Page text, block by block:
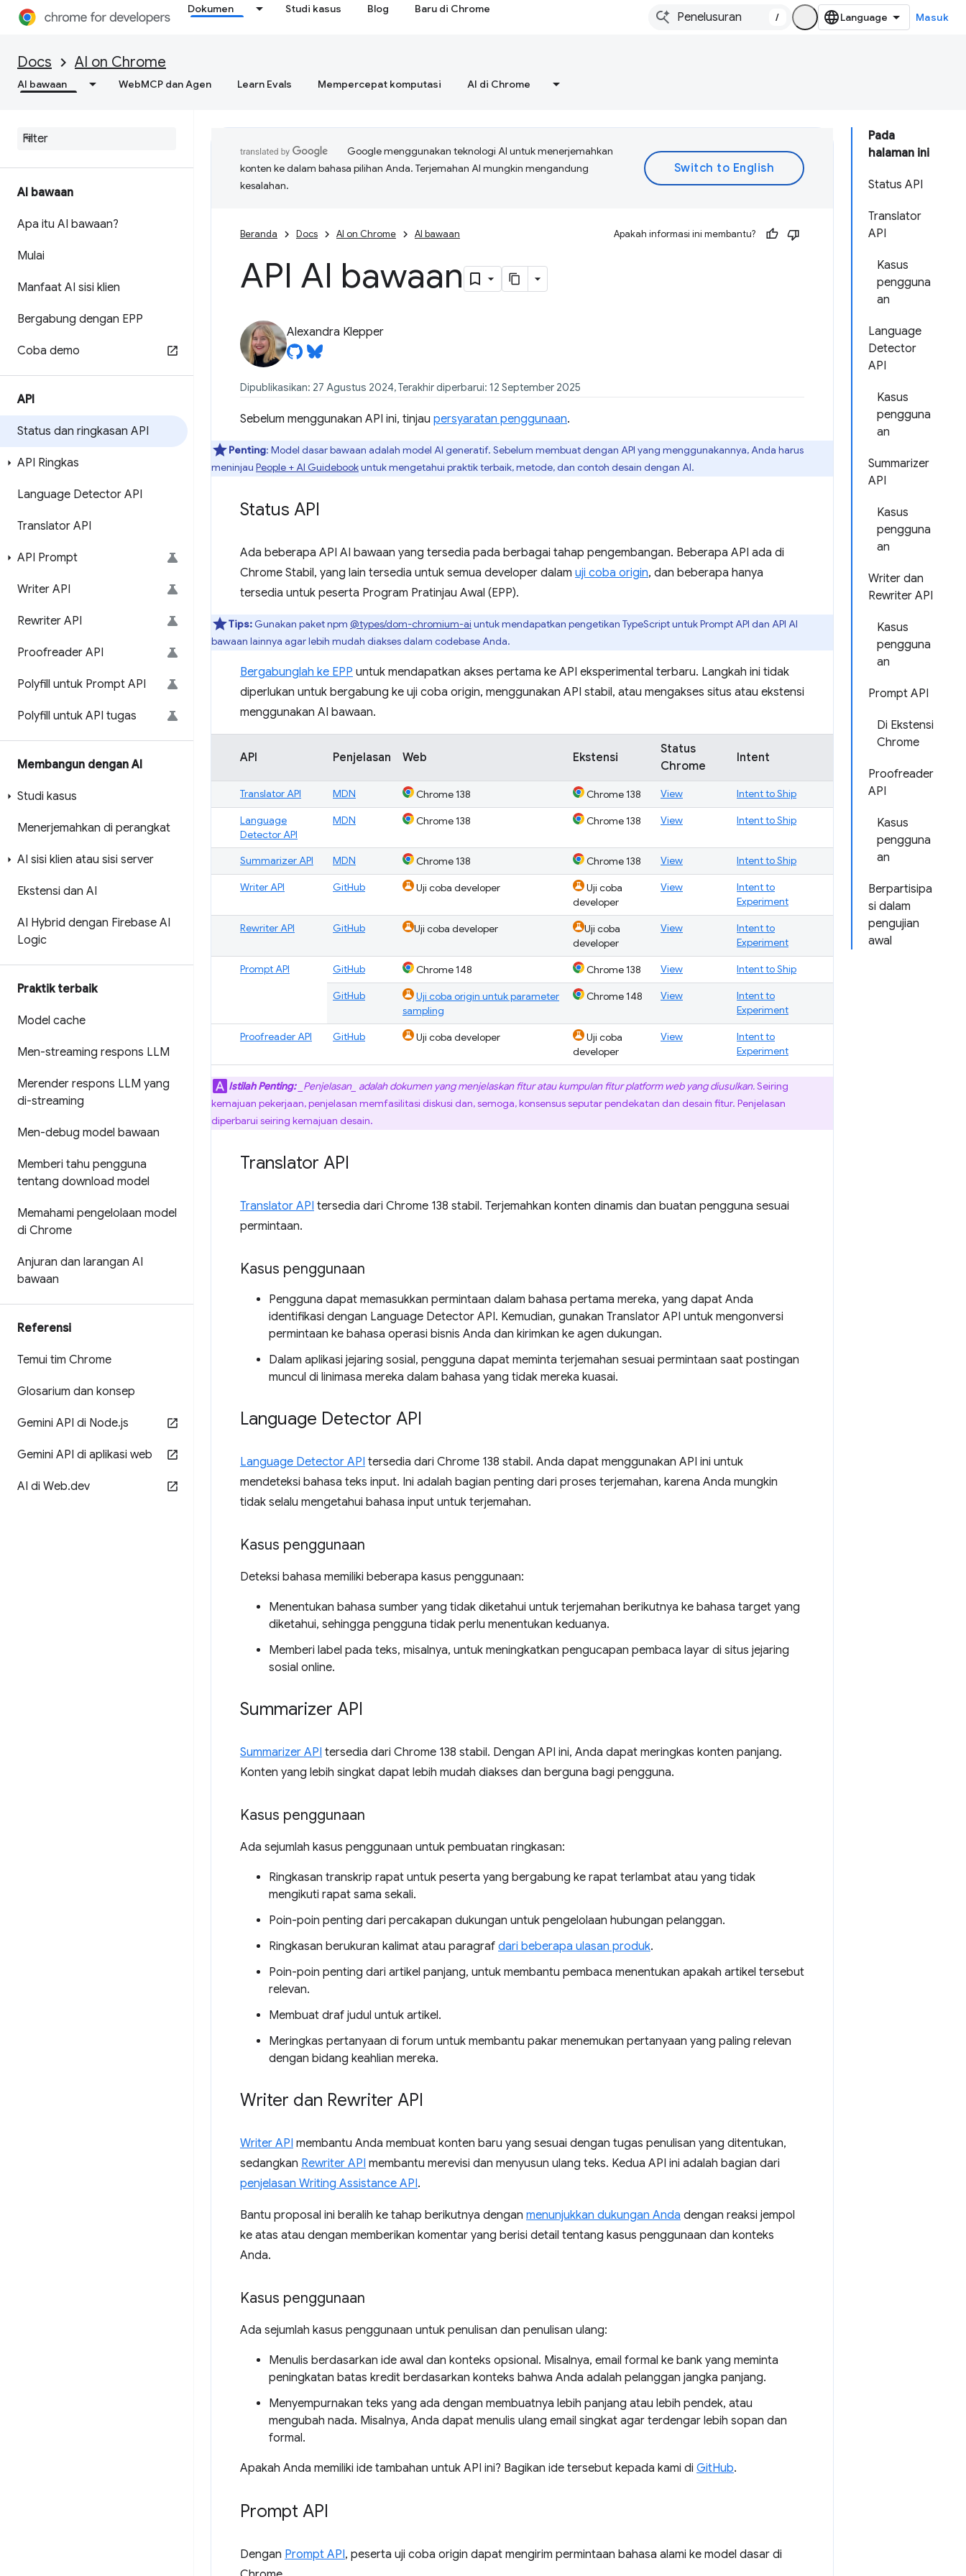
Dokumen Studi kasus Blog Baru di Chrome
/ Masuk
Docs AI on Chrome
AI bawaan WebMCP dan Agen Learn Evals Mempercepat komputasi AI di Chrome
AI bawaan
Apa itu AI bawaan?
Mulai
Manfaat AI sisi klien
Bergabung dengan EPP
Coba demo
API
Status dan ringkasan API
API Ringkas
Language Detector API
Translator API
API Prompt
Writer API
Rewriter API
Proofreader API
Polyfill untuk Prompt API
Polyfill untuk API tugas
Membangun dengan AI
Studi kasus
Menerjemahkan di perangkat
AI sisi klien atau sisi server
Ekstensi dan AI
AI Hybrid dengan Firebase AI
Logic
Praktik terbaik
Model cache
Men-streaming respons LLM
Merender respons LLM yang
di-streaming
Men-debug model bawaan
Memberi tahu pengguna
tentang download model
Memahami pengelolaan model
di Chrome
Anjuran dan larangan AI
bawaan
Referensi
Temui tim Chrome
Glosarium dan konsep
Gemini API di Node.js
Gemini API di aplikasi web
AI di Web.dev
Pada
halaman ini
Status API
Translator
API
Kasus
pengguna
an
Language
Detector
API
Kasus
pengguna
an
Summarizer
API
Kasus
pengguna
an
Writer dan
Rewriter API
Kasus
pengguna
an
Prompt API
Di Ekstensi
Chrome
Proofreader
API
Kasus
pengguna
an
Berpartisipa
si dalam
pengujian
awal
Google menggunakan teknologi AI untuk menerjemahkan
konten ke dalam bahasa pilihan Anda. Terjemahan AI mungkin mengandung
kesalahan.
Beranda Docs AI on Chrome AI bawaan Apakah informasi ini membantu?
API AI bawaan
Alexandra Klepper
Dipublikasikan: 27 Agustus 2024, Terakhir diperbarui: 12 September 2025
Sebelum menggunakan API ini, tinjau persyaratan penggunaan.
Penting: Model dasar bawaan adalah model AI generatif. Sebelum membuat dengan API yang menggunakannya, Anda harus
meninjau People + AI Guidebookuntuk mengetahui praktik terbaik, metode, dan contoh desain dengan AI.
Status API
Ada beberapa API AI bawaan yang tersedia pada berbagai tahap pengembangan. Beberapa API ada di
Chrome Stabil, yang lain tersedia untuk semua developer dalam uji coba origin, dan beberapa hanya
tersedia untuk peserta Program Pratinjau Awal (EPP).
Tips: Gunakan paket npm @types/dom-chromium-ai untuk mendapatkan pengetikan TypeScript untuk Prompt API dan API AI
bawaan lainnya agar lebih mudah diakses dalam codebase Anda.
Bergabunglah ke EPP untuk mendapatkan akses pertama ke API eksperimental terbaru. Langkah ini tidak
diperlukan untuk bergabung ke uji coba origin, menggunakan API stabil, atau mengakses situs atau ekstensi
menggunakan AI bawaan.
API Penjelasan Web Ekstensi
Status
Chrome
Intent
Translator API MDN Chrome 138 Chrome 138 View Intent to Ship
Language
Detector API
MDN Chrome 138 Chrome 138 View Intent to Ship
Summarizer API MDN Chrome 138 Chrome 138 View Intent to Ship
Writer API GitHub Uji coba developer
Uji coba
developer
View
Intent to
Experiment
Rewriter API GitHub Uji coba developer
Uji coba
developer
View
Intent to
Experiment
Prompt API GitHub Chrome 148 Chrome 138 View Intent to Ship
GitHub
Uji coba origin untuk parameter
sampling
Chrome 148 View
Intent to
Experiment
Proofreader API GitHub Uji coba developer
Uji coba
developer
View
Intent to
Experiment
Istilah Penting:_Penjelasan_ adalah dokumen yang menjelaskan fitur atau kumpulan fitur platform web yang diusulkan.Seiring
kemajuan pekerjaan, penjelasan memfasilitasi diskusi dan, semoga, konsensus seputar pendekatan dan desain fitur. Penjelasan
diperbarui seiring kemajuan desain.
Translator API
Translator API tersedia dari Chrome 138 stabil. Terjemahkan konten dinamis dan buatan pengguna sesuai
permintaan.
Kasus penggunaan
Pengguna dapat memasukkan permintaan dalam bahasa pertama mereka, yang dapat Anda
identifikasi dengan Language Detector API. Kemudian, gunakan Translator API untuk mengonversi
permintaan ke bahasa operasi bisnis Anda dan kirimkan ke agen dukungan.
Dalam aplikasi jejaring sosial, pengguna dapat meminta terjemahan sesuai permintaan saat postingan
muncul di linimasa mereka dalam bahasa yang tidak mereka kuasai.
Language Detector API
Language Detector API tersedia dari Chrome 138 stabil. Anda dapat menggunakan API ini untuk
mendeteksi bahasa teks input. Ini adalah bagian penting dari proses terjemahan, karena Anda mungkin
tidak selalu mengetahui bahasa input untuk terjemahan.
Kasus penggunaan
Deteksi bahasa memiliki beberapa kasus penggunaan:
Menentukan bahasa sumber yang tidak diketahui untuk terjemahan berikutnya ke bahasa target yang
diketahui, sehingga pengguna tidak perlu menentukan keduanya.
Memberi label pada teks, misalnya, untuk meningkatkan pengucapan pembaca layar di situs jejaring
sosial online.
Summarizer API
Summarizer API tersedia dari Chrome 138 stabil. Dengan API ini, Anda dapat meringkas konten panjang.
Konten yang lebih singkat dapat lebih mudah diakses dan berguna bagi pengguna.
Kasus penggunaan
Ada sejumlah kasus penggunaan untuk pembuatan ringkasan:
Ringkasan transkrip rapat untuk peserta yang bergabung ke rapat terlambat atau yang tidak
mengikuti rapat sama sekali.
Poin-poin penting dari percakapan dukungan untuk pengelolaan hubungan pelanggan.
Ringkasan berukuran kalimat atau paragraf dari beberapa ulasan produk.
Poin-poin penting dari artikel panjang, untuk membantu pembaca menentukan apakah artikel tersebut
relevan.
Membuat draf judul untuk artikel.
Meringkas pertanyaan di forum untuk membantu pakar menemukan pertanyaan yang paling relevan
dengan bidang keahlian mereka.
Writer dan Rewriter API
Writer API membantu Anda membuat konten baru yang sesuai dengan tugas penulisan yang ditentukan,
sedangkan Rewriter API membantu merevisi dan menyusun ulang teks. Kedua API ini adalah bagian dari
penjelasan Writing Assistance API.
Bantu proposal ini beralih ke tahap berikutnya dengan menunjukkan dukungan Anda dengan reaksi jempol
ke atas atau dengan memberikan komentar yang berisi detail tentang kasus penggunaan dan konteks
Anda.
Kasus penggunaan
Ada sejumlah kasus penggunaan untuk penulisan dan penulisan ulang:
Menulis berdasarkan ide awal dan konteks opsional. Misalnya, email formal ke bank yang meminta
peningkatan batas kredit berdasarkan konteks bahwa Anda adalah pelanggan jangka panjang.
Menyempurnakan teks yang ada dengan membuatnya lebih panjang atau lebih pendek, atau
mengubah nada. Misalnya, Anda dapat menulis ulang email singkat agar terdengar lebih sopan dan
formal.
Apakah Anda memiliki ide tambahan untuk API ini? Bagikan ide tersebut kepada kami di GitHub.
Prompt API
Dengan Prompt API, peserta uji coba origin dapat mengirim permintaan bahasa alami ke model dasar di